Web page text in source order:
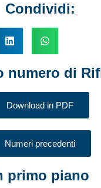
Condividi:
numero di
Download in PDF
Numeri precedenti
primo piano